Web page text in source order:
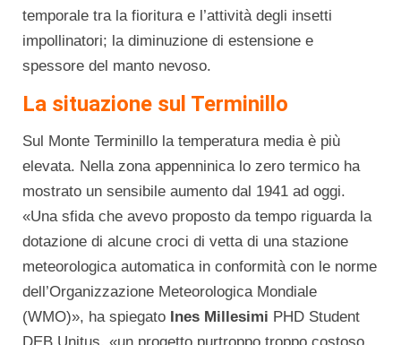
temporale tra la fioritura e l’attività degli insetti
impollinatori; la diminuzione di estensione e
spessore del manto nevoso.
La situazione sul Terminillo
Sul Monte Terminillo la temperatura media è più
elevata. Nella zona appenninica lo zero termico ha
mostrato un sensibile aumento dal 1941 ad oggi.
«Una sfida che avevo proposto da tempo riguarda la
dotazione di alcune croci di vetta di una stazione
meteorologica automatica in conformità con le norme
dell’Organizzazione Meteorologica Mondiale
(WMO)», ha spiegato Ines Millesimi PHD Student